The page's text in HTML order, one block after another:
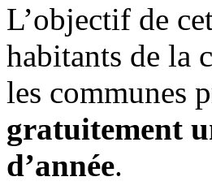
L’objectif de
habitants de la
les communes
gratuitement
d’année.